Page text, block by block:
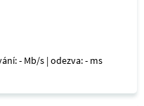
- Mb/s | odezva: - ms